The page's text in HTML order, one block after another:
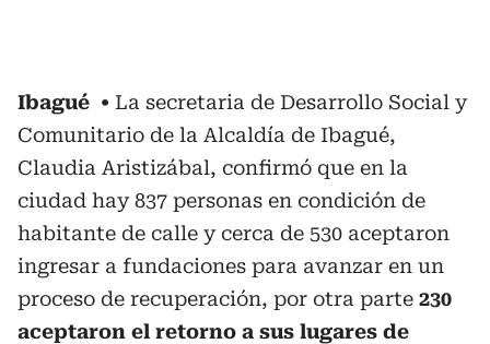
Ibagué
La secretaria de Desarrollo Social y
Comunitario de la Alcaldía de Ibagué,
Claudia Aristizábal, confirmó que en la
ciudad hay 837 personas en condición de
habitante de calle y cerca de 530 aceptaron
ingresar a fundaciones para avanzar en un
proceso de recuperación, por otra parte 230
aceptaron el retorno a sus lugares de